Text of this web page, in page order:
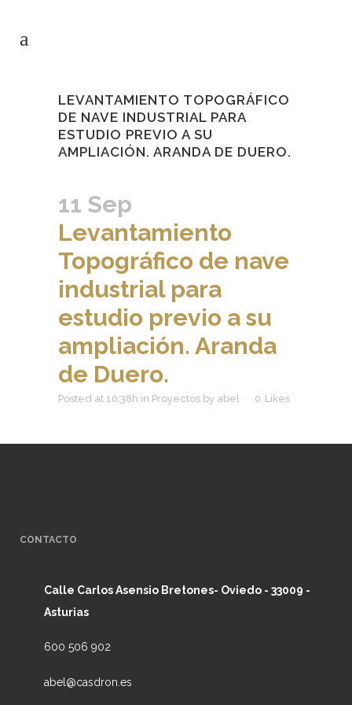
LEVANTAMIENTO TOPOGRÁFICO
DE NAVE INDUSTRIAL PARA
ESTUDIO PREVIO A SU
AMPLIACIÓN. ARANDA DE DUERO.
11 Sep
Levantamiento
Topográfico de nave
industrial para
estudio previo a su
ampliación. Aranda
de Duero.
Posted at 10:38h in Proyectos by abel 0 Likes
CONTACTO
Calle Carlos Asensio Bretones- Oviedo - 33009 -
Asturias
600 506 902
abel@casdron.es